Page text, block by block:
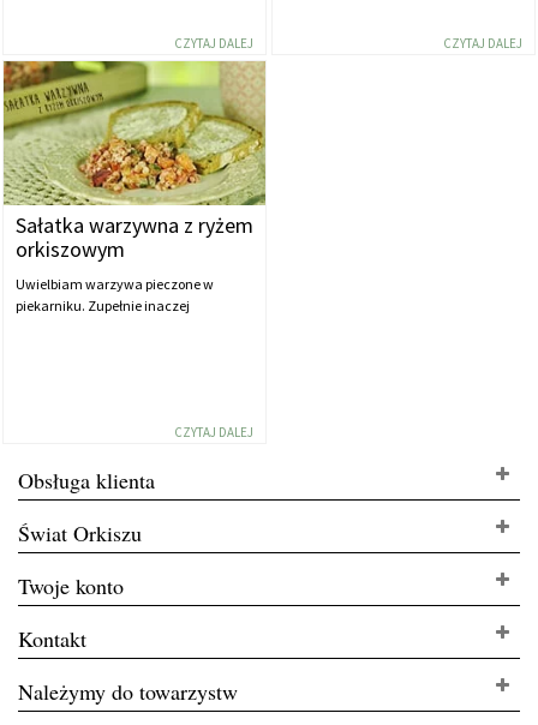
CZYTAJ DALEJ CZYTAJ DALEJ
Sałatka warzywna z ryżem
orkiszowym
Uwielbiam warzywa pieczone w
piekarniku. Zupełnie inaczej
CZYTAJ DALEJ
Obsługa klienta
Świat Orkiszu
Twoje konto
Kontakt
Należymy do towarzystw